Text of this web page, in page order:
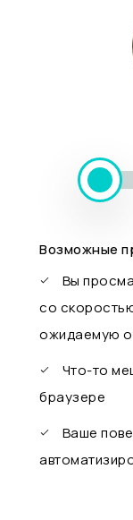
Возможные
Вы
со
ожидаемую
Что-то
браузере
Ваше